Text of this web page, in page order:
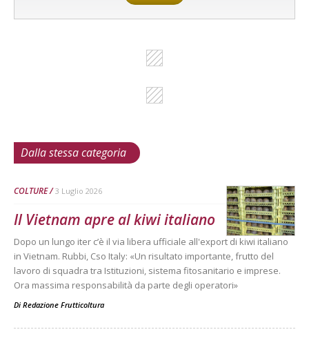
Dalla stessa categoria
COLTURE 3 Luglio 2026
Il Vietnam apre al kiwi italiano
Dopo un lungo iter c’è il via libera ufficiale all'export di kiwi italiano
in Vietnam. Rubbi, Cso Italy: «Un risultato importante, frutto del
lavoro di squadra tra Istituzioni, sistema fitosanitario e imprese.
Ora massima responsabilità da parte degli operatori»
Di Redazione Frutticoltura